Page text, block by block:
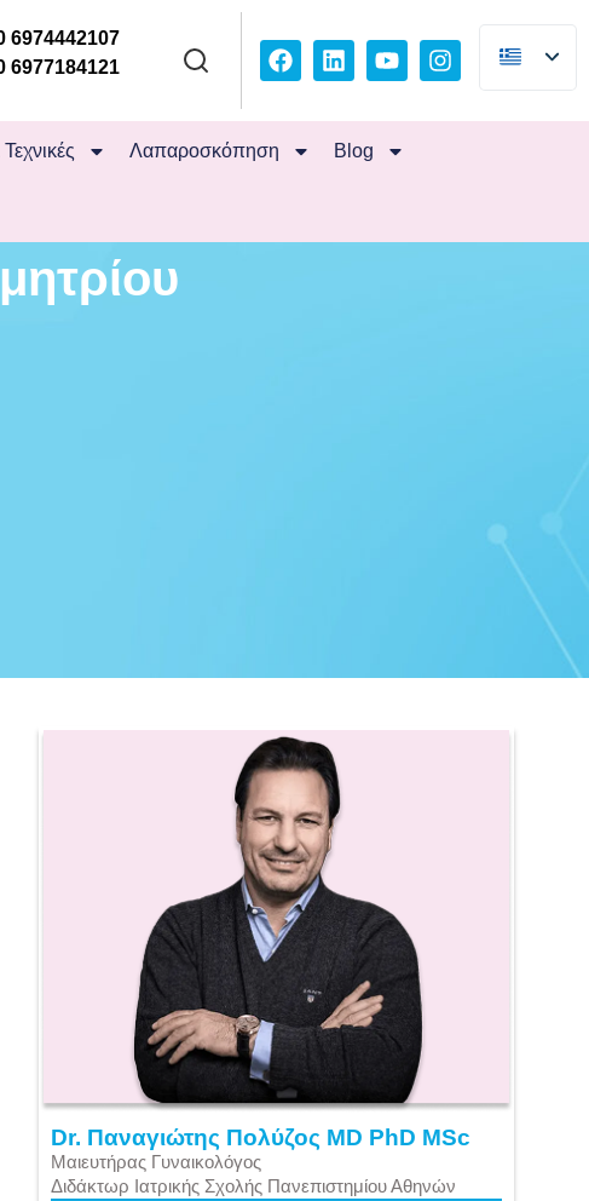
6974442107
6977184121
Λαπαροσκόπηση Blog
Dr. Παναγιώτης Πολύζος MD PhD MSc
Μαιευτήρας Γυναικολόγος
Διδάκτωρ Ιατρικής Σχολής Πανεπιστημίου Αθηνών